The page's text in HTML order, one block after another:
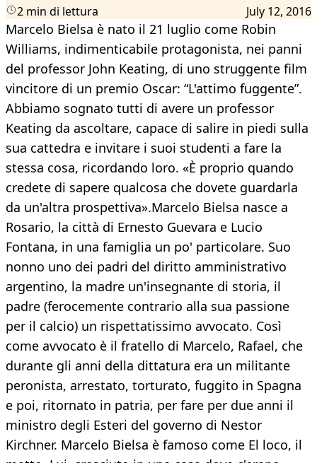
2 min di lettura July 12, 2016
Marcelo Bielsa è nato il 21 luglio come Robin
Williams, indimenticabile protagonista, nei panni
del professor John Keating, di uno struggente film
vincitore di un premio Oscar: “L'attimo fuggente”.
Abbiamo sognato tutti di avere un professor
Keating da ascoltare, capace di salire in piedi sulla
sua cattedra e invitare i suoi studenti a fare la
stessa cosa, ricordando loro. «È proprio quando
credete di sapere qualcosa che dovete guardarla
da un'altra prospettiva».Marcelo Bielsa nasce a
Rosario, la città di Ernesto Guevara e Lucio
Fontana, in una famiglia un po' particolare. Suo
nonno uno dei padri del diritto amministrativo
argentino, la madre un'insegnante di storia, il
padre (ferocemente contrario alla sua passione
per il calcio) un rispettatissimo avvocato. Così
come avvocato è il fratello di Marcelo, Rafael, che
durante gli anni della dittatura era un militante
peronista, arrestato, torturato, fuggito in Spagna
e poi, ritornato in patria, per fare per due anni il
ministro degli Esteri del governo di Nestor
Kirchner. Marcelo Bielsa è famoso come El loco, il